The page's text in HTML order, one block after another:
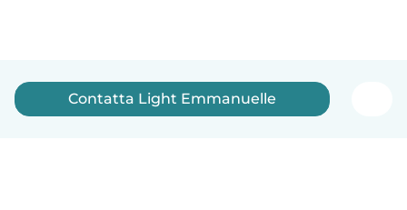
Contatta Light Emmanuelle